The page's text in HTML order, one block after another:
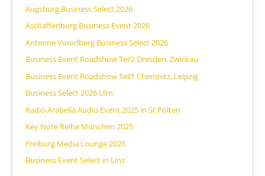
Augsburg Business Select 2026
Aschaffenburg Business Event 2026
Antenne Vorarlberg Business Select 2026
Business Event Roadshow Teil2 Dresden, Zwickau
Business Event Roadshow Teil1 Chemnitz, Leipzig
Business Select 2026 Ulm
Radio Arabella Audio Event 2025 in St.Pölten
Key Note Reihe München 2025
Freiburg Media Lounge 2025
Business Event Select in Linz